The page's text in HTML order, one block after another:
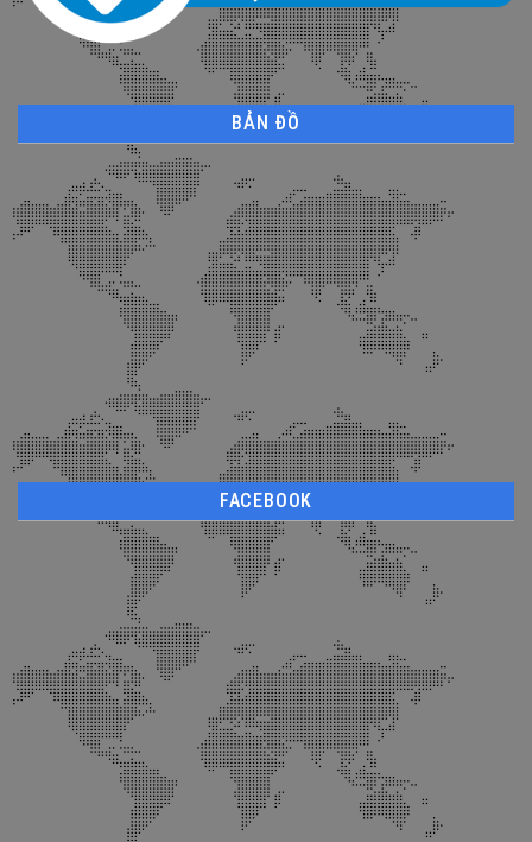
BẢN ĐỒ
FACEBOOK